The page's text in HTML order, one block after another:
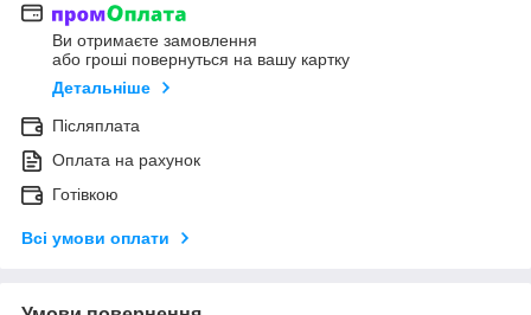
Ви отримаєте замовлення
або гроші повернуться на вашу картку
Детальніше
Післяплата
Оплата на рахунок
Готівкою
Всі умови оплати